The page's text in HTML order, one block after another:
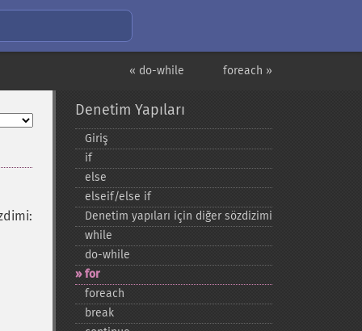
foreach »
« do-while
Denetim Yapıları
Giriş
if
else
elseif/else if
Denetim yapıları için diğer sözdizimi
while
do-​while
for
foreach
break